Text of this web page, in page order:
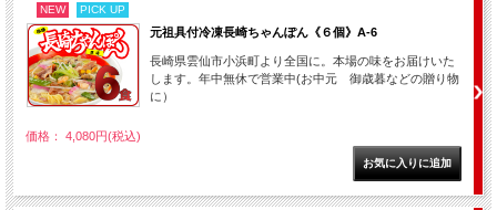
NEW PICK UP
元祖具付冷凍長崎ちゃんぽん《６個》A-6
長崎県雲仙市小浜町より全国に。本場の味をお届けいた
します。年中無休で営業中(お中元 御歳暮などの贈り物
に）
価格： 4,080円(税込)